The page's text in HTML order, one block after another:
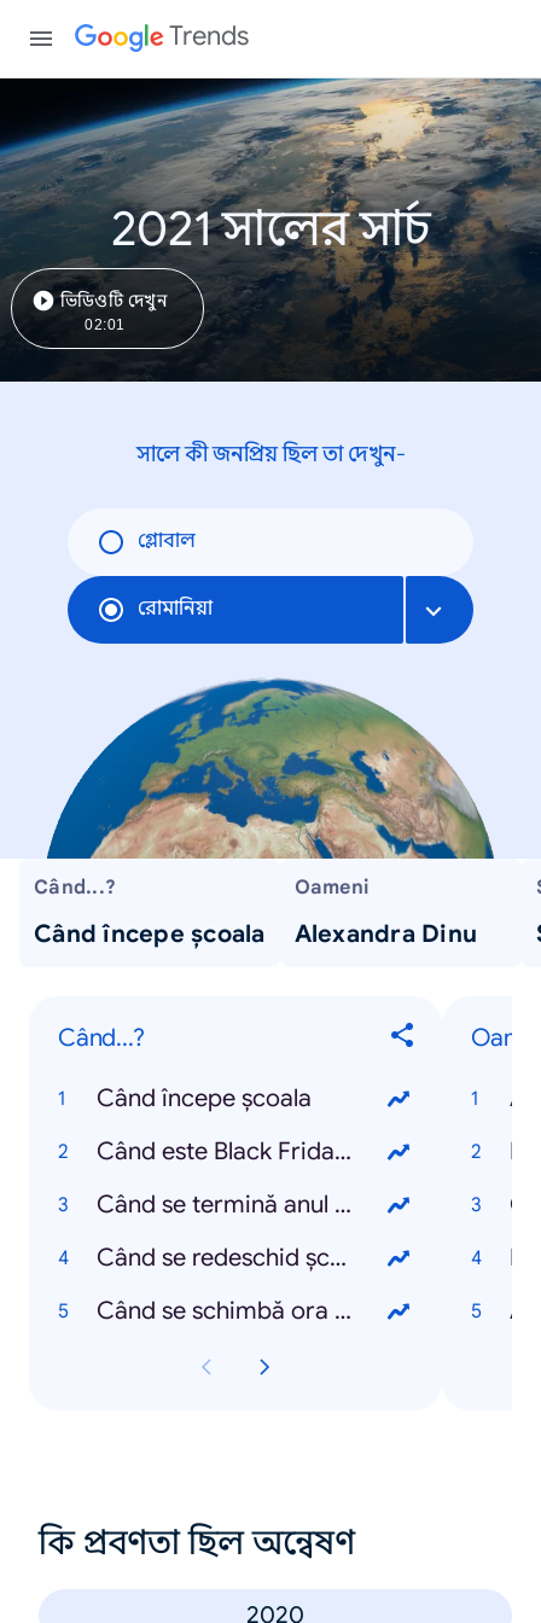
Trends
2021 সালের সার্চ
ভিডিওটি দেখুন
02:01
সালে কী জনপ্রিয় ছিল তা দেখুন-
গ্লোবাল
রোমানিয়া
Când...?
Când începe școala
Oameni
Alexandra Dinu
Când...?
Când începe școala
Când este Black Friday 2021
Când se termină anul școlar 2021
Când se redeschid școlile
Când se schimbă ora 2021
কি প্রবণতা ছিল অন্বেষণ
2020